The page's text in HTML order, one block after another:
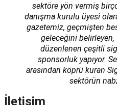
sektöre yön vermiş
danışma kurulu üyesi
gazetemiz, geçmişten
geleceğini belirleyen,
düzenlenen çeşitli
sponsorluk yapıyor.
arasından köprü kuran
sektörün
İletişim